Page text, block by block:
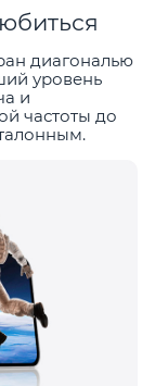
диагональю
уровень
и
частоты до